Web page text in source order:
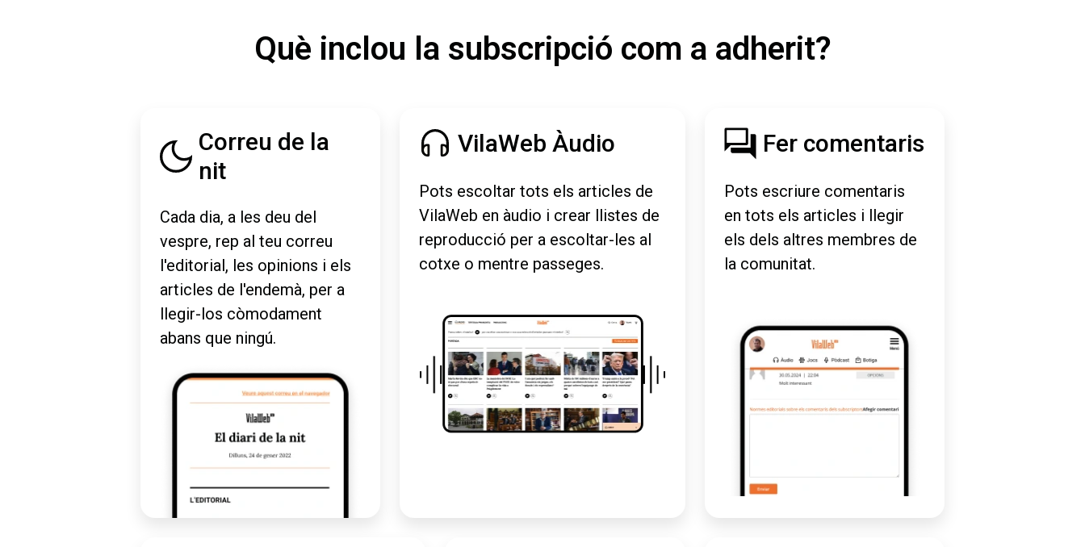
Què inclou la subscripció com a adherit?
Correu de la
nit
Cada dia, a les deu del
vespre, rep al teu correu
l'editorial, les opinions i els
articles de l'endemà, per a
llegir-los còmodament
abans que ningú.
VilaWeb Àudio
Pots escoltar tots els articles de
VilaWeb en àudio i crear llistes de
reproducció per a escoltar-les al
cotxe o mentre passeges.
Fer comentaris
Pots escriure comentaris
en tots els articles i llegir
els dels altres membres de
la comunitat.